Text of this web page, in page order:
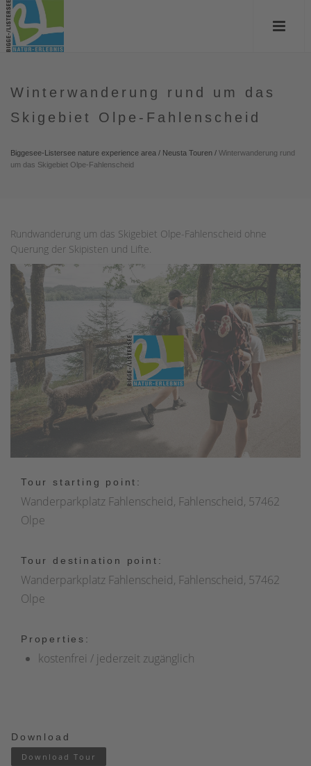
Winterwanderung rund um das
Skigebiet Olpe-Fahlenscheid
Biggesee-Listersee nature experience area / Neusta Touren / Winterwanderung rund
um das Skigebiet Olpe-Fahlenscheid
Rundwanderung um das Skigebiet Olpe-Fahlenscheid ohne
Querung der Skipisten und Lifte.
Tour starting point:
Wanderparkplatz Fahlenscheid, Fahlenscheid, 57462
Olpe
Tour destination point:
Wanderparkplatz Fahlenscheid, Fahlenscheid, 57462
Olpe
Properties:
kostenfrei / jederzeit zugänglich
Download
Download Tour